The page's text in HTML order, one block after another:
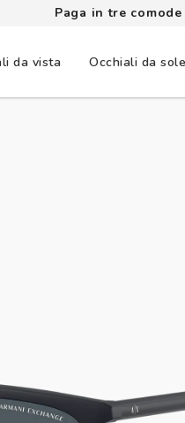
Paga in tre
da vista Occhiali da sole